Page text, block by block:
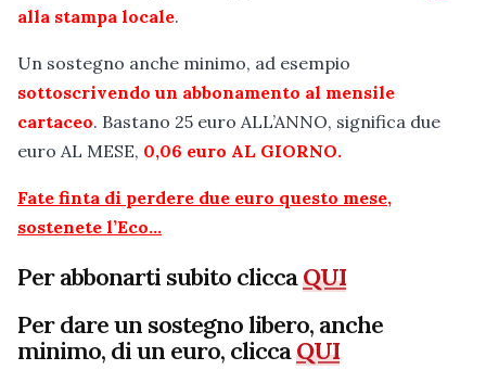
alla stampa locale.
Un sostegno anche minimo, ad esempio
sottoscrivendo un abbonamento al mensile
cartaceo. Bastano 25 euro ALL’ANNO, significa due
euro AL MESE, 0,06 euro AL GIORNO.
Fate finta di perdere due euro questo mese,
sostenete l’Eco…
Per abbonarti subito cliccaQUI
Per dare un sostegno libero, anche
minimo, di un euro, cliccaQUI